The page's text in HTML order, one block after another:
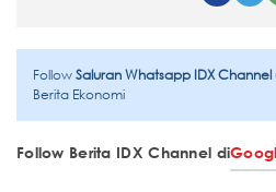
FollowSaluran Whatsapp IDX Channel
Berita Ekonomi
Follow Berita IDX Channel di